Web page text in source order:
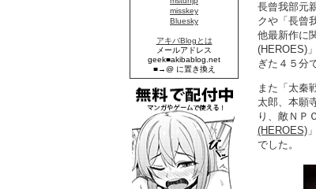
長曾我部元
クや「長曾
他最新作に
(HEROES)
ぎた４５分
また「太秦
太郎、本願
り、敵ＮＰ
(HEROES)
でした。